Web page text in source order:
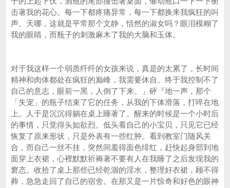
击著我的花心。每一下都疼痛异常，每一下都换来我疯狂的叫
声。天哪，这就是平常那个文静，恬然的淑女吗？眼泪模糊了
我的眼睛，而瓶子的刺激麻木了我的大脑和玉体。
对于我这样一个弱质纤纤的女孩来说，真是的太累了，长时间
精神和肉体都处在疯狂的巅峰，我需要休自。终于我控制不了
自己的意志，眼前一黑，人倒了下来。」砰『地一声，那个
「失宠」的瓶子结束了它的任务，从我的下体滑落，打啐在地
上。人于是沉沉得躺在桌上睡著了。醒来的时候是一个小时后
的事情，只觉得头如欲烈。低头看自己的小宝贝，只见它已经
恢复了原来形状，只是外表有一些红肿。看到教室门随风关
合，而自己一丝不挂，突然间羞得面色绯红，赶快起身部到地
面穿上衣裙，心裡默默祈褥著不要有人在我睡了之后发现我的
窘态。收拾了桌上那些已经乾涸的淫水，整理好衣裙，顾不得
葬，急急走回了自己的宿舍。在那又是一片惊奇和好色的眼神